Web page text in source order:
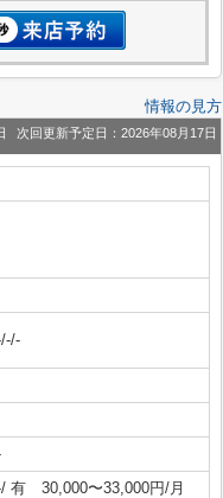
情報の見方
次回更新予定日：2026年08月17日
有 30,000〜33,000円/月